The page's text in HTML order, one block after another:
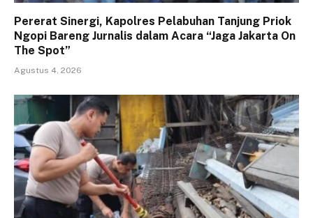
Pererat Sinergi, Kapolres Pelabuhan Tanjung Priok
Ngopi Bareng Jurnalis dalam Acara “Jaga Jakarta On
The Spot”
Agustus 4, 2026